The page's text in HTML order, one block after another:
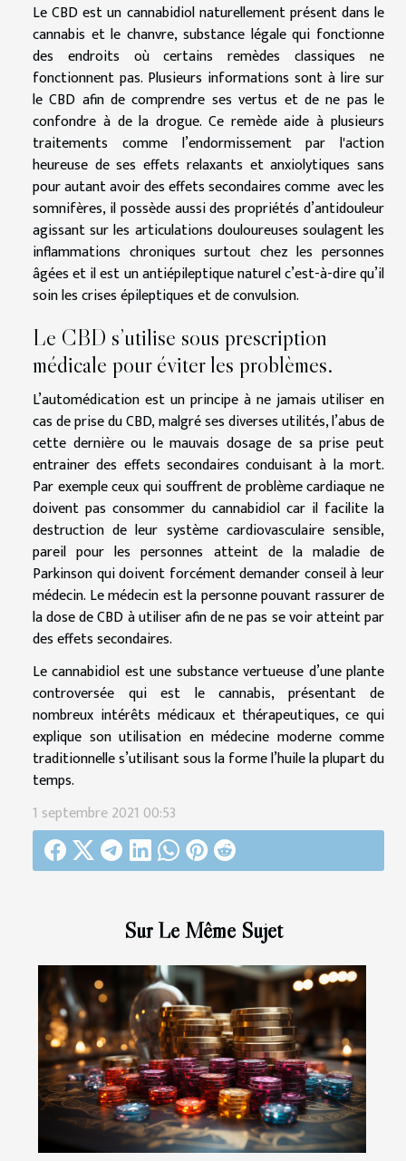
Sur Le Même Sujet
Le CBD est un cannabidiol naturellement présent dans le
cannabis et le chanvre, substance légale qui fonctionne
des endroits où certains remèdes classiques ne
fonctionnent pas. Plusieurs informations sont à lire sur
le CBD afin de comprendre ses vertus et de ne pas le
confondre à de la drogue. Ce remède aide à plusieurs
traitements comme l’endormissement par l'action
heureuse de ses effets relaxants et anxiolytiques sans
pour autant avoir des effets secondaires comme avec les
somnifères, il possède aussi des propriétés d’antidouleur
agissant sur les articulations douloureuses soulagent les
inflammations chroniques surtout chez les personnes
âgées et il est un antiépileptique naturel c’est-à-dire qu’il
soin les crises épileptiques et de convulsion.
Le CBD s’utilise sous prescription
médicale pour éviter les problèmes.
L’automédication est un principe à ne jamais utiliser en
cas de prise du CBD, malgré ses diverses utilités, l’abus de
cette dernière ou le mauvais dosage de sa prise peut
entrainer des effets secondaires conduisant à la mort.
Par exemple ceux qui souffrent de problème cardiaque ne
doivent pas consommer du cannabidiol car il facilite la
destruction de leur système cardiovasculaire sensible,
pareil pour les personnes atteint de la maladie de
Parkinson qui doivent forcément demander conseil à leur
médecin. Le médecin est la personne pouvant rassurer de
la dose de CBD à utiliser afin de ne pas se voir atteint par
des effets secondaires.
Le cannabidiol est une substance vertueuse d’une plante
controversée qui est le cannabis, présentant de
nombreux intérêts médicaux et thérapeutiques, ce qui
explique son utilisation en médecine moderne comme
traditionnelle s’utilisant sous la forme l’huile la plupart du
temps.
1 septembre 2021 00:53